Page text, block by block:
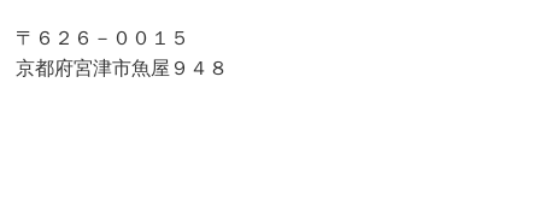
〒６２６－００１５
京都府宮津市魚屋９４８